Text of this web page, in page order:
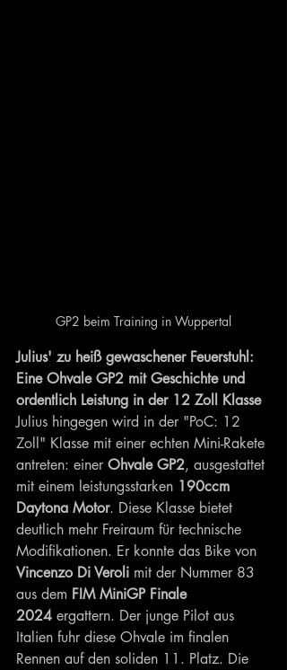
GP2 beim Training in Wuppertal
Julius' zu heiß gewaschener Feuerstuhl:
Eine Ohvale GP2 mit Geschichte und
ordentlich Leistung in der 12 Zoll Klasse
Julius hingegen wird in der "PoC: 12
Zoll" Klasse mit einer echten Mini-Rakete
antreten: einer Ohvale GP2, ausgestattet
mit einem leistungsstarken 190ccm
Daytona Motor. Diese Klasse bietet
deutlich mehr Freiraum für technische
Modifikationen. Er konnte das Bike von
Vincenzo Di Veroli mit der Nummer 83
aus dem FIM MiniGP Finale
2024 ergattern. Der junge Pilot aus
Italien fuhr diese Ohvale im finalen
Rennen auf den soliden 11. Platz. Die